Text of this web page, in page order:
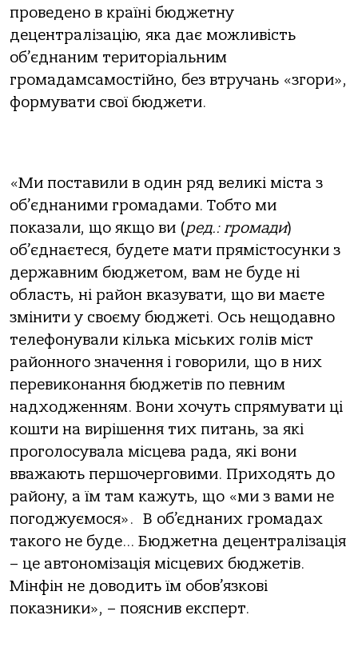
проведено в країні бюджетну
децентралізацію, яка дає можливість
об’єднаним територіальним
громадамсамостійно, без втручань «згори»,
формувати свої бюджети.
«Ми поставили в один ряд великі міста з
об’єднаними громадами. Тобто ми
показали, що якщо ви (ред.: громади)
об’єднаєтеся, будете мати прямістосунки з
державним бюджетом, вам не буде ні
область, ні район вказувати, що ви маєте
змінити у своєму бюджеті. Ось нещодавно
телефонували кілька міських голів міст
районного значення і говорили, що в них
перевиконання бюджетів по певним
надходженням. Вони хочуть спрямувати ці
кошти на вирішення тих питань, за які
проголосувала місцева рада, які вони
вважають першочерговими. Приходять до
району, а їм там кажуть, що «ми з вами не
погоджуємося». В об’єднаних громадах
такого не буде… Бюджетна децентралізація
– це автономізація місцевих бюджетів.
Мінфін не доводить їм обов’язкові
показники», – пояснив експерт.